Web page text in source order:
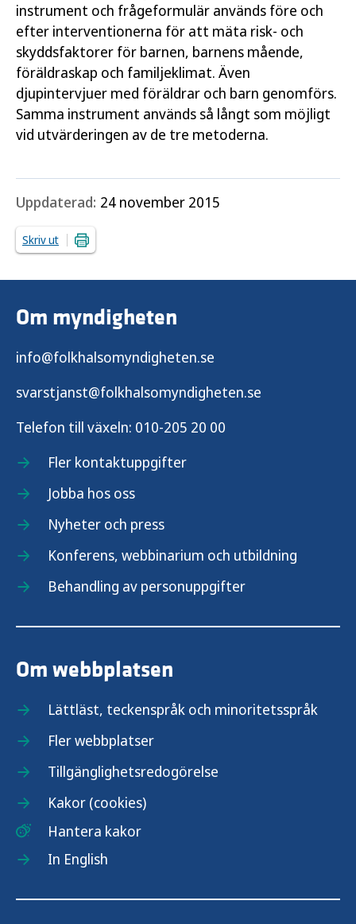
instrument och frågeformulär används före och
efter interventionerna för att mäta risk- och
skyddsfaktorer för barnen, barnens mående,
föräldraskap och familjeklimat. Även
djupintervjuer med föräldrar och barn genomförs.
Samma instrument används så långt som möjligt
vid utvärderingen av de tre metoderna.
Uppdaterad: 24 november 2015
Skriv ut
Om myndigheten
info@folkhalsomyndigheten.se
svarstjanst@folkhalsomyndigheten.se
Telefon till växeln: 010-205 20 00
Fler kontaktuppgifter
Jobba hos oss
Nyheter och press
Konferens, webbinarium och utbildning
Behandling av personuppgifter
Om webbplatsen
Lättläst, teckenspråk och minoritetsspråk
Fler webbplatser
Tillgänglighetsredogörelse
Kakor (cookies)
Hantera kakor
In English